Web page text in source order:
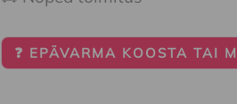
❓ EPÄVARMA KOOSTA TAI